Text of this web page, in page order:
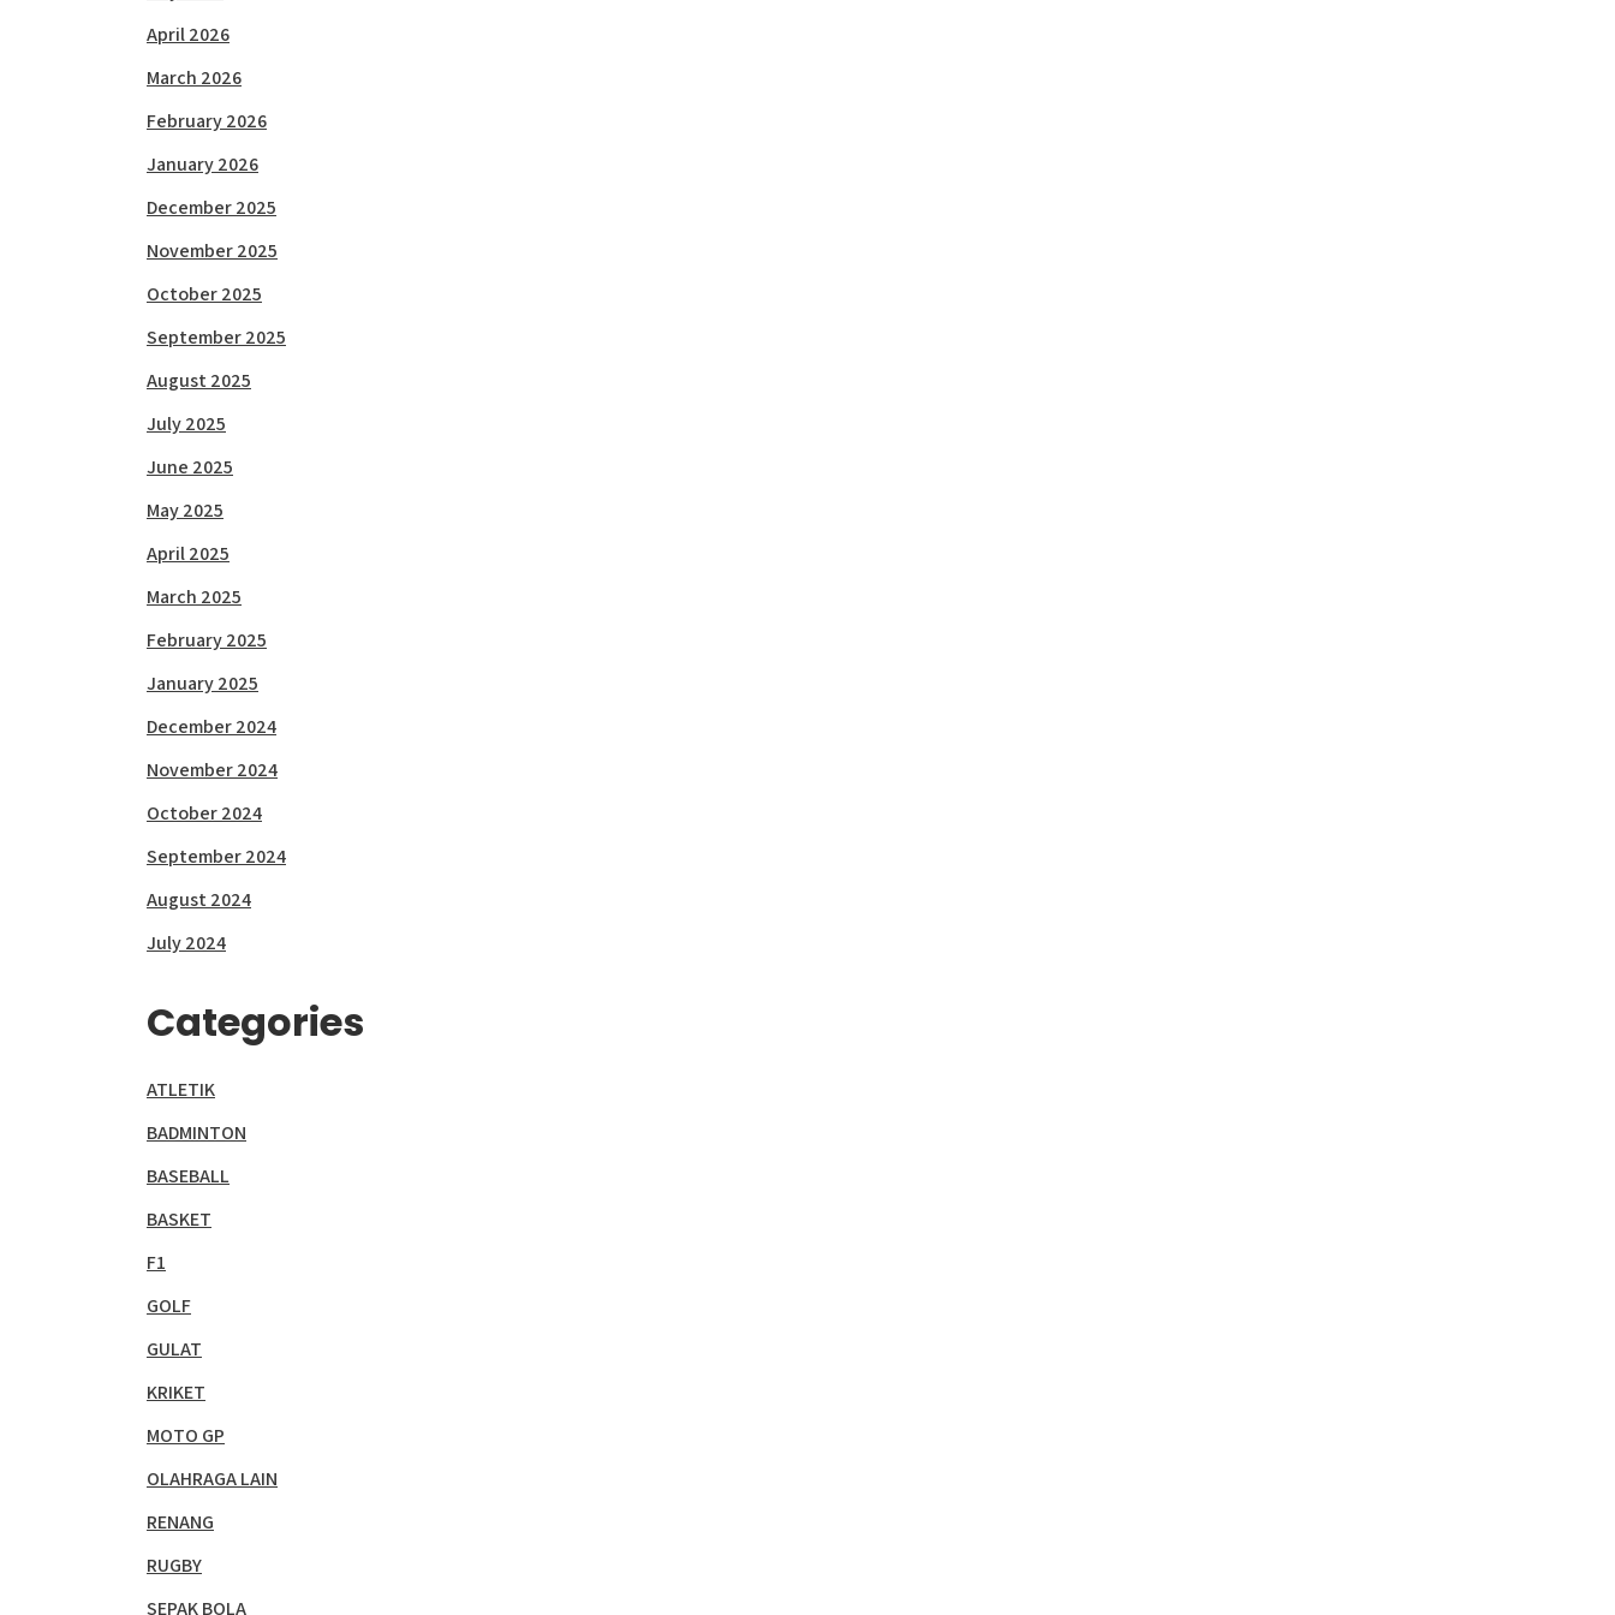
April 2026
March 2026
February 2026
January 2026
December 2025
November 2025
October 2025
September 2025
August 2025
July 2025
June 2025
May 2025
April 2025
March 2025
February 2025
January 2025
December 2024
November 2024
October 2024
September 2024
August 2024
July 2024
Categories
ATLETIK
BADMINTON
BASEBALL
BASKET
F1
GOLF
GULAT
KRIKET
MOTO GP
OLAHRAGA LAIN
RENANG
RUGBY
SEPAK BOLA